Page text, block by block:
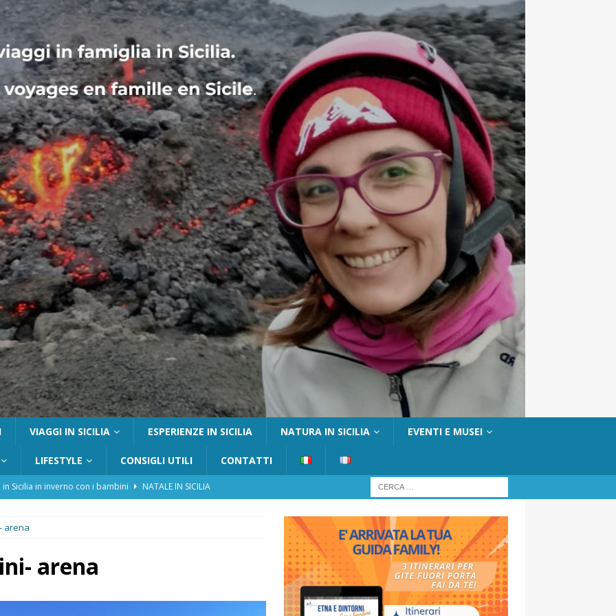
VIAGGI IN SICILIA ESPERIENZE IN SICILIA NATURA IN SICILIA EVENTI E MUSEI
LIFESTYLE CONSIGLI UTILI CONTATTI
in Sicilia in inverno con i bambini
NATALE IN SICILIA
con bambini: guida completa su come arrivare,
FUORI PORTA
arena
arena